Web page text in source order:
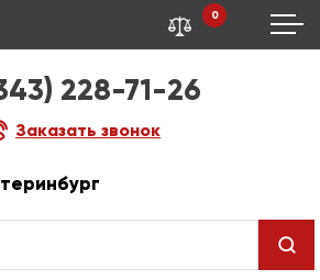
228-71-26
Заказать звонок
0